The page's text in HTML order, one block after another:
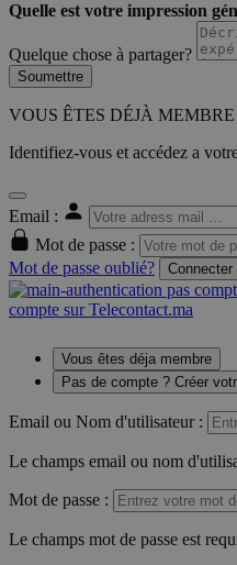
Quelle est votre impression
Quelque chose à partager?
Soumettre
VOUS ÊTES DÉJÀ MEMBRE
Identifiez-vous et accédez a
Email :
Mot de passe :
Mot de passe oublié?
Connecter
compte sur Telecontact.ma
Vous êtes déja membre
Pas de compte ? Créer
Email ou Nom d'utilisateur :
Le champs email ou nom
Mot de passe :
Le champs mot de passe est